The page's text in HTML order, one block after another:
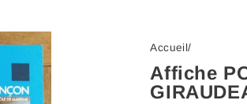
Accueil/
Affiche